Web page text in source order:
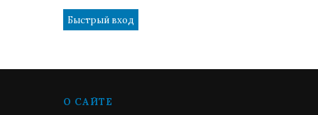
О САЙТЕ